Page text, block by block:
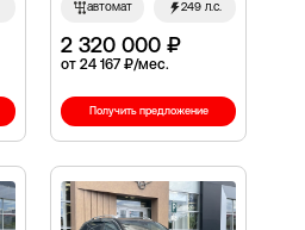
автомат 249 л.с.
2 320 000 ₽
от 24 167 ₽/мес.
Получить предложение